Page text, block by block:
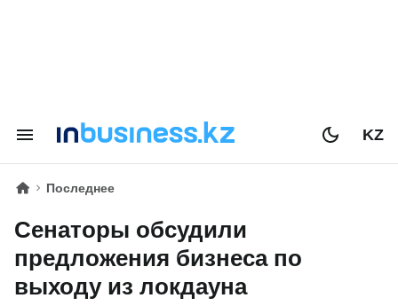
KZ
Последнее
Сенаторы обсудили
предложения бизнеса по
выходу из локдауна